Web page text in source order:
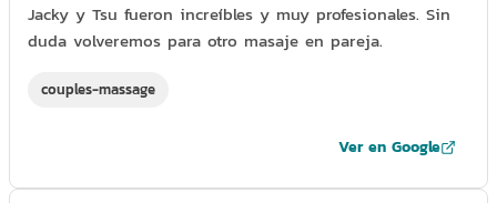
Jacky y Tsu fueron increíbles y muy profesionales. Sin
duda volveremos para otro masaje en pareja.
couples-massage
Ver en Google